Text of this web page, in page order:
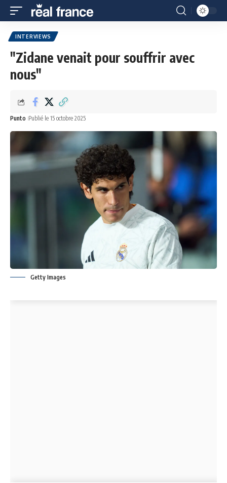
INTERVIEWS
"Zidane venait pour souffrir avec
nous"
Punto Publié le 15 octobre 2025
Getty Images